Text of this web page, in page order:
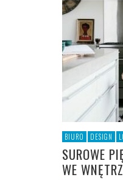
BIURO DESIGN
SUROWE
WE